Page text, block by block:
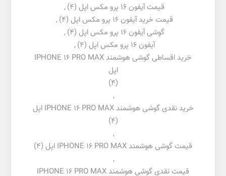
قیمت آیفون 16 پرو مکس اپل
(4)
,
قیمت خرید آیفون 16 پرو مکس اپل
(4)
,
گوشی آیفون 16 پرو مکس اپل
(4)
,
آیفون 16 پرو مکس اپل
(4)
,
خرید اقساطی گوشی هوشمند IPHONE 16 PRO MAX
اپل
(4)
,
خرید نقدی گوشی هوشمند IPHONE 16 PRO MAX اپل
(4)
,
قیمت گوشی هوشمند IPHONE 16 PRO MAX اپل
(4)
,
قیمت نقدی گوشی هوشمند IPHONE 16 PRO MAX